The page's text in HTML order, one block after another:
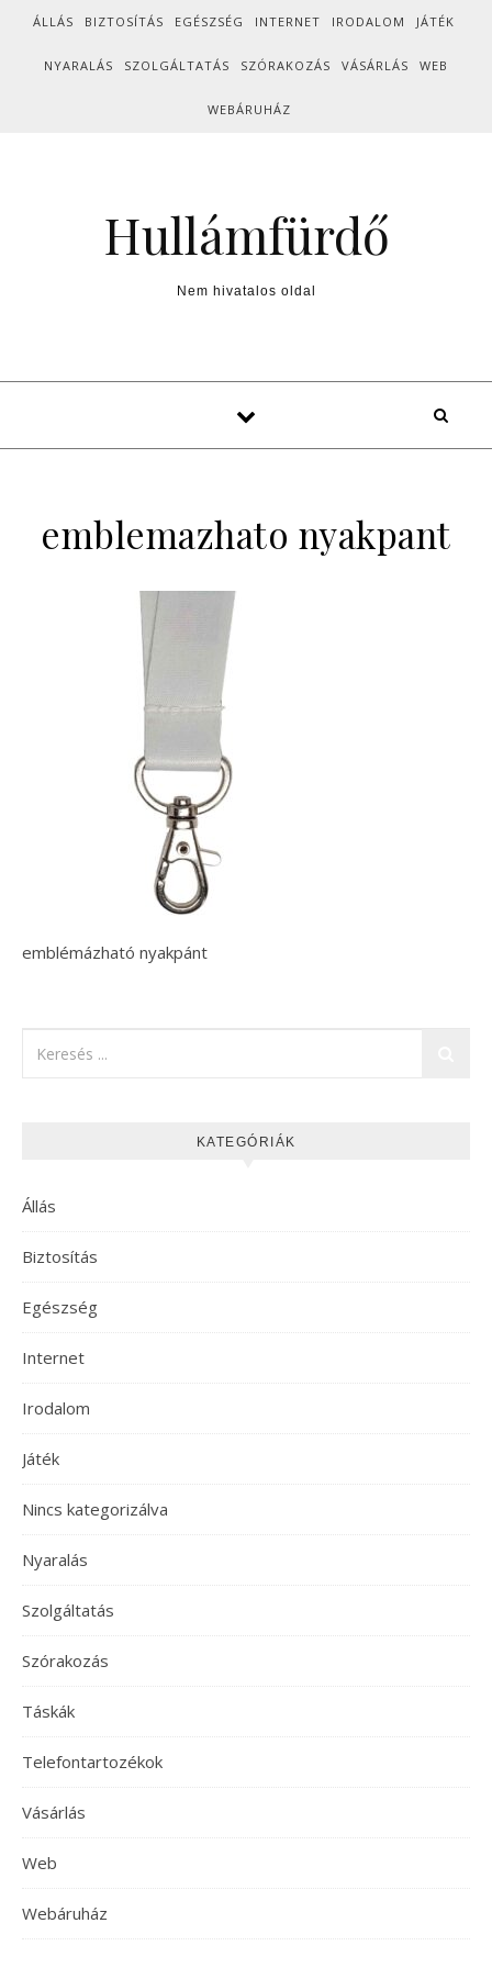
Skip to content
ÁLLÁS BIZTOSÍTÁS EGÉSZSÉG INTERNET IRODALOM JÁTÉK
NYARALÁS SZOLGÁLTATÁS SZÓRAKOZÁS VÁSÁRLÁS WEB
WEBÁRUHÁZ
Hullámfürdő
Nem hivatalos oldal
emblemazhato nyakpant
emblémázható nyakpánt
KATEGÓRIÁK
Állás
Biztosítás
Egészség
Internet
Irodalom
Játék
Nincs kategorizálva
Nyaralás
Szolgáltatás
Szórakozás
Táskák
Telefontartozékok
Vásárlás
Web
Webáruház